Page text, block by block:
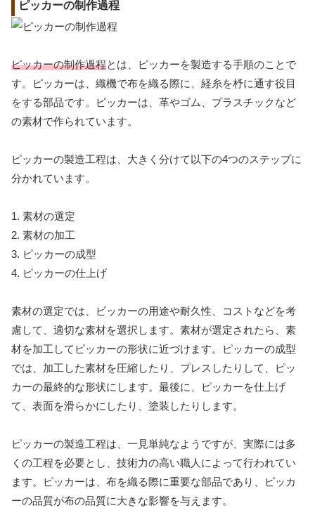
ピッカーの制作過程
ピッカーの制作過程とは、ピッカーを製造する手順のことで
す。ピッカーは、織機で布を織る際に、経糸を杼に通す役目
をする部品です。ピッカーは、革やゴム、プラスチックなど
の素材で作られています。
ピッカーの製造工程は、大きく分けて以下の4つのステップに
分かれています。
1. 素材の選定
2. 素材の加工
3. ピッカーの成型
4. ピッカーの仕上げ
素材の選定では、ピッカーの用途や耐久性、コストなどを考
慮して、適切な素材を選択します。素材が選定されたら、素
材を加工してピッカーの形状に近づけます。ピッカーの成型
では、加工した素材を圧縮したり、プレスしたりして、ピッ
カーの最終的な形状にします。最後に、ピッカーを仕上げ
て、表面を滑らかにしたり、塗装したりします。
ピッカーの製造工程は、一見単純なようですが、実際には多
くの工程を必要とし、技術力の高い職人によって行われてい
ます。ピッカーは、布を織る際に重要な部品であり、ピッカ
ーの品質が布の品質に大きな影響を与えます。